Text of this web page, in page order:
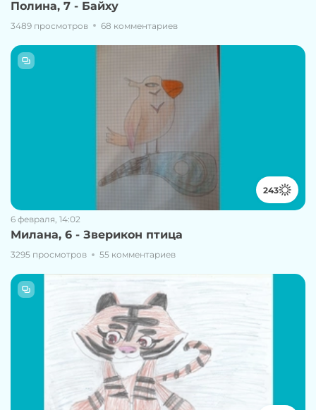
Полина, 7 - Байху
3489 просмотров 68 комментариев
243
6 февраля, 14:02
Милана, 6 - Зверикон птица
3295 просмотров 55 комментариев